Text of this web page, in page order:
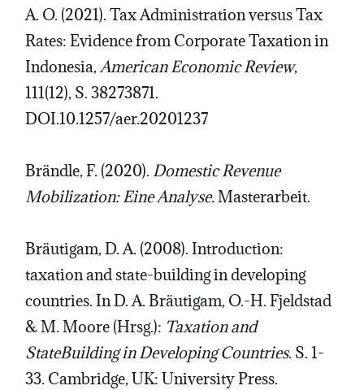
A. O. (2021). Tax Administration versus Tax
Rates: Evidence from Corporate Taxation in
Indonesia, American Economic Review,
111(12), S. 38273871.
DOI.10.1257/aer.20201237
Brändle, F. (2020). Domestic Revenue
Mobilization: Eine Analyse.Masterarbeit.
Bräutigam, D. A. (2008). Introduction:
taxation and state-building in developing
countries. In D. A. Bräutigam, O.-H. Fjeldstad
& M. Moore (Hrsg.): Taxation and
StateBuilding in Developing Countries. S. 1-
33. Cambridge, UK: University Press.